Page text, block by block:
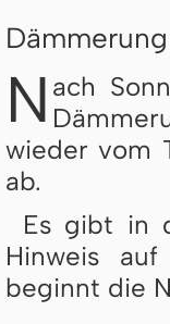
N ach
wieder vom
ab.
Es gibt in
Hinweis
beginnt die